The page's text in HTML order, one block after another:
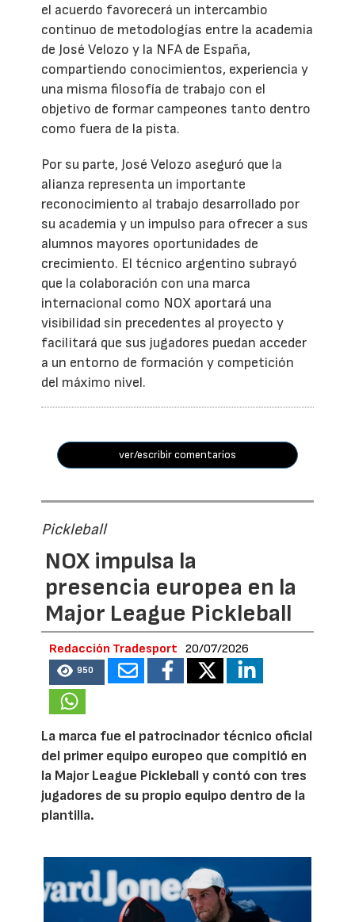
el acuerdo favorecerá un intercambio
continuo de metodologías entre la academia
de José Velozo y la NFA de España,
compartiendo conocimientos, experiencia y
una misma filosofía de trabajo con el
objetivo de formar campeones tanto dentro
como fuera de la pista.
Por su parte, José Velozo aseguró que la
alianza representa un importante
reconocimiento al trabajo desarrollado por
su academia y un impulso para ofrecer a sus
alumnos mayores oportunidades de
crecimiento. El técnico argentino subrayó
que la colaboración con una marca
internacional como NOX aportará una
visibilidad sin precedentes al proyecto y
facilitará que sus jugadores puedan acceder
a un entorno de formación y competición
del máximo nivel.
ver/escribir comentarios
Pickleball
NOX impulsa la
presencia europea en la
Major League Pickleball
Redacción Tradesport 20/07/2026
950
La marca fue el patrocinador técnico oficial
del primer equipo europeo que compitió en
la Major League Pickleball y contó con tres
jugadores de su propio equipo dentro de la
plantilla.